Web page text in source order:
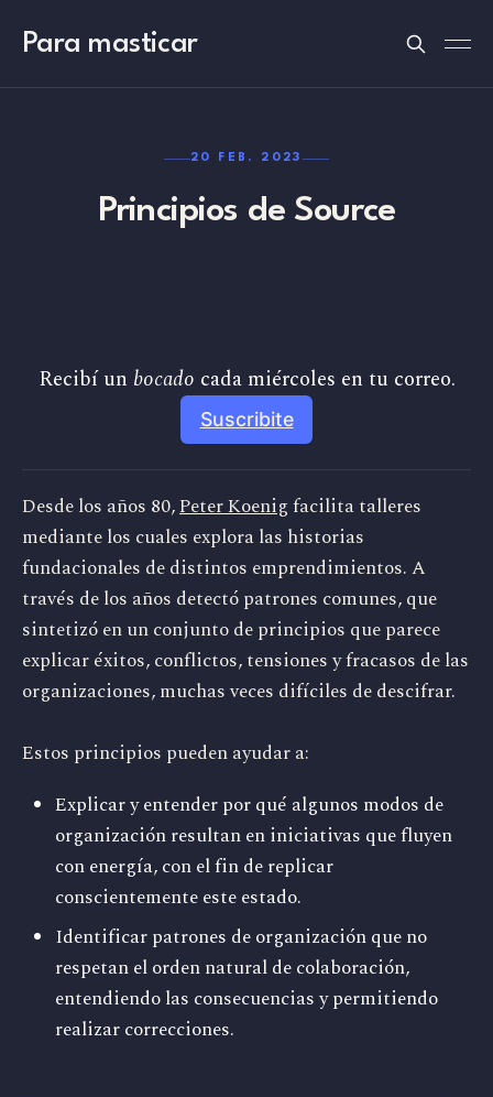
Para masticar
20 FEB. 2023
Principios de Source
Recibí un bocado cada miércoles en tu correo.
Suscribite
Desde los años 80,Peter Koenigfacilita talleres
mediante los cuales explora las historias
fundacionales de distintos emprendimientos. A
través de los años detectó patrones comunes, que
sintetizó en un conjunto de principios que parece
explicar éxitos, conflictos, tensiones y fracasos de las
organizaciones, muchas veces difíciles de descifrar.
Estos principios pueden ayudar a:
Explicar y entender por qué algunos modos de
organización resultan en iniciativas que fluyen
con energía, con el fin de replicar
conscientemente este estado.
Identificar patrones de organización que no
respetan el orden natural de colaboración,
entendiendo las consecuencias y permitiendo
realizar correcciones.